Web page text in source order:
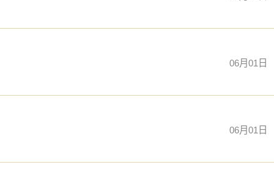
06月01日
06月01日